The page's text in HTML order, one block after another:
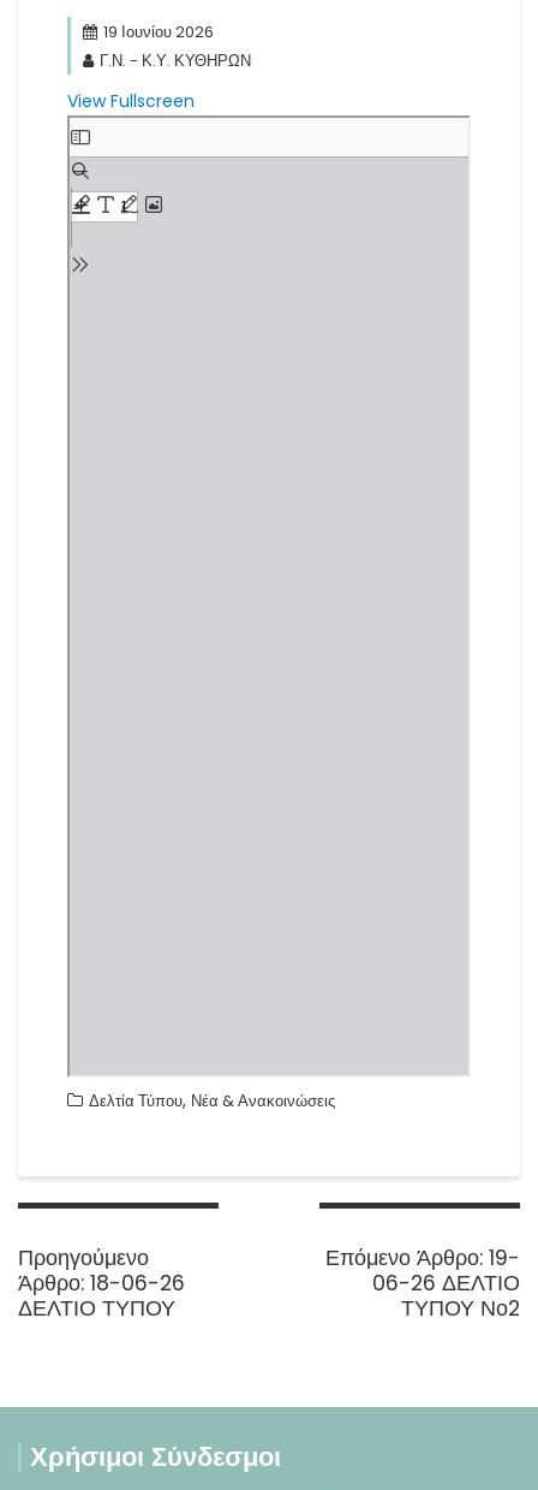
19 Ιουνίου 2026
Γ.Ν. - Κ.Υ. ΚΥΘΗΡΩΝ
View Fullscreen
Skip
to
PDF
content
Δελτία Τύπου, Νέα & Ανακοινώσεις
Πλοήγηση
άρθρων
Προηγούμενο
Άρθρο: Previous
post:
18-06-26
ΔΕΛΤΙΟ ΤΥΠΟΥ
Επόμενο Άρθρο: Next
post:
19-
06-26 ΔΕΛΤΙΟ
ΤΥΠΟΥ Νο2
Χρήσιμοι Σύνδεσμοι